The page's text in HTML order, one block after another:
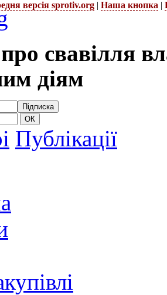
версія sprotiv.org | Наша кнопка |
свавілля
діям
Публікації